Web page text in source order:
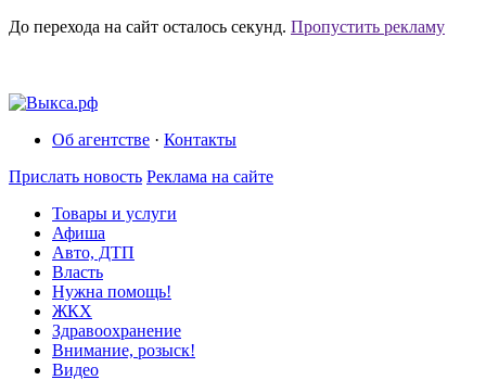
До перехода на сайт осталось секунд. Пропустить рекламу
Об агентстве · Контакты
Прислать новость Реклама на сайте
Товары и услуги
Афиша
Авто, ДТП
Власть
Нужна помощь!
ЖКХ
Здравоохранение
Внимание, розыск!
Видео